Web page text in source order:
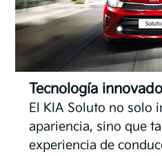
Eficiencia de
El Soluto está
ofrece un
excepcional,